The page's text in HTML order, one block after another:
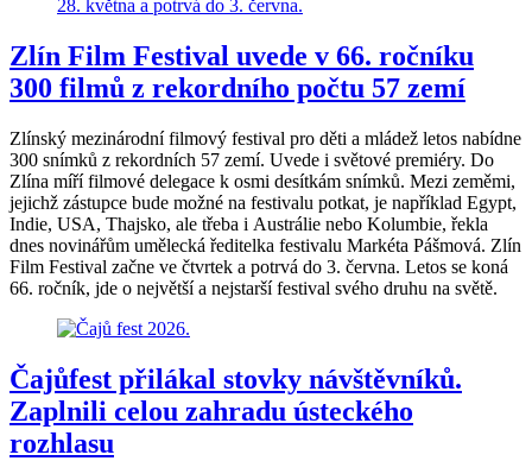
Zlín Film Festival uvede v 66. ročníku
300 filmů z rekordního počtu 57 zemí
Zlínský mezinárodní filmový festival pro děti a mládež letos nabídne
300 snímků z rekordních 57 zemí. Uvede i světové premiéry. Do
Zlína míří filmové delegace k osmi desítkám snímků. Mezi zeměmi,
jejichž zástupce bude možné na festivalu potkat, je například Egypt,
Indie, USA, Thajsko, ale třeba i Austrálie nebo Kolumbie, řekla
dnes novinářům umělecká ředitelka festivalu Markéta Pášmová. Zlín
Film Festival začne ve čtvrtek a potrvá do 3. června. Letos se koná
66. ročník, jde o největší a nejstarší festival svého druhu na světě.
Čajůfest přilákal stovky návštěvníků.
Zaplnili celou zahradu ústeckého
rozhlasu